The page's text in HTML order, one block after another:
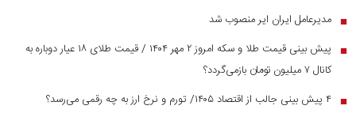
■ مدیرعامل ایران ایر منصوب شد
■
پیش بینی قیمت طلا و سکه امروز ۲ مهر ۱۴۰۴ / قیمت طلای ۱۸ عیار دوباره به
کانال ۷ میلیون تومان بازمی‌گردد؟
■ ۴ پیش بینی جالب از اقتصاد ۱۴۰۵/ تورم و نرخ ارز به چه رقمی می‌رسد؟